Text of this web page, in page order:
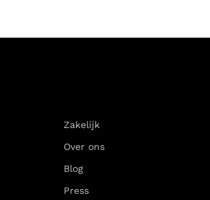
Zakelijk
Over ons
Blog
Press